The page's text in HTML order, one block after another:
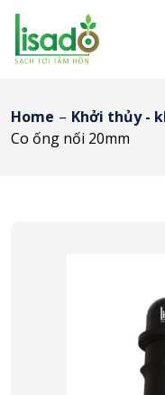
Home – Khởi thủy -
Co ống nối 20mm